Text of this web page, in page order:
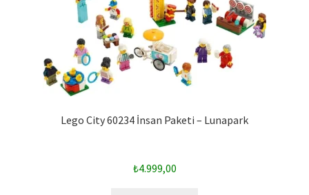
Lego City 60234 İnsan Paketi – Lunapark
₺4.999,00